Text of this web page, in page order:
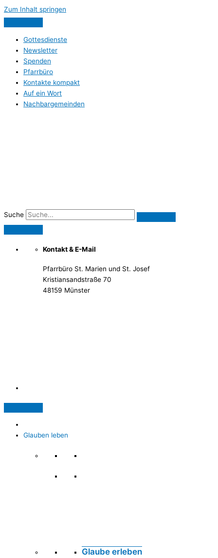
Zum Inhalt springen
Gottesdienste
Newsletter
Spenden
Pfarrbüro
Kontakte kompakt
Auf ein Wort
Nachbargemeinden
Suche
Kontakt & E-Mail
Pfarrbüro St. Marien und St. Josef
Kristiansandstraße 70
48159 Münster
Glauben leben
Glaube erleben